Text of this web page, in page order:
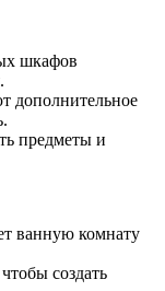
шкафов
дополнительное
предметы и
ванную комнату
создать